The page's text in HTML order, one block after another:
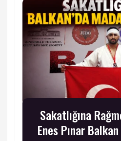
Sakatlığına
Enes Pınar